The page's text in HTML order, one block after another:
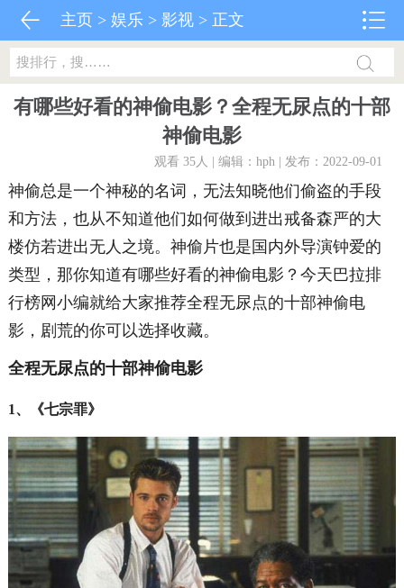
主页 >娱乐 >影视 > 正文
有哪些好看的神偷电影？全程无尿点的十部
神偷电影
观看 35人 | 编辑：hph | 发布：2022-09-01
神偷总是一个神秘的名词，无法知晓他们偷盗的手段
和方法，也从不知道他们如何做到进出戒备森严的大
楼仿若进出无人之境。神偷片也是国内外导演钟爱的
类型，那你知道有哪些好看的神偷电影？今天巴拉排
行榜网小编就给大家推荐全程无尿点的十部神偷电
影，剧荒的你可以选择收藏。
全程无尿点的十部神偷电影
1、《七宗罪》